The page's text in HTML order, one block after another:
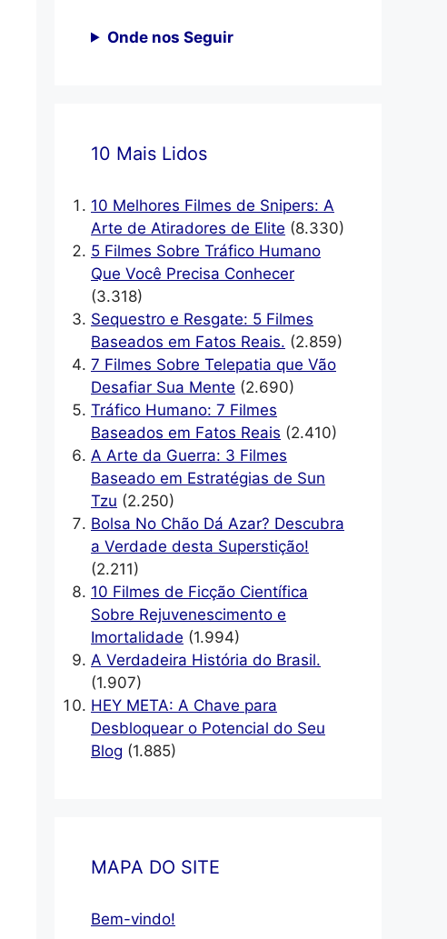
Onde nos Seguir
10 Mais Lidos
10 Melhores Filmes de Snipers: A
Arte de Atiradores de Elite (8.330)
5 Filmes Sobre Tráfico Humano
Que Você Precisa Conhecer
(3.318)
Sequestro e Resgate: 5 Filmes
Baseados em Fatos Reais. (2.859)
7 Filmes Sobre Telepatia que Vão
Desafiar Sua Mente (2.690)
Tráfico Humano: 7 Filmes
Baseados em Fatos Reais (2.410)
A Arte da Guerra: 3 Filmes
Baseado em Estratégias de Sun
Tzu (2.250)
Bolsa No Chão Dá Azar? Descubra
a Verdade desta Superstição!
(2.211)
10 Filmes de Ficção Científica
Sobre Rejuvenescimento e
Imortalidade (1.994)
A Verdadeira História do Brasil.
(1.907)
HEY META: A Chave para
Desbloquear o Potencial do Seu
Blog (1.885)
MAPA DO SITE
Bem-vindo!